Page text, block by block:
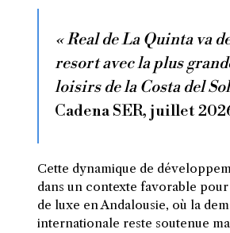
« Real de La Quinta va
resort avec la plus
loisirs de la Costa del
Cadena SER, juillet
Cette dynamique de
dans un contexte favorable
de luxe en Andalousie, où la
internationale reste soutenue